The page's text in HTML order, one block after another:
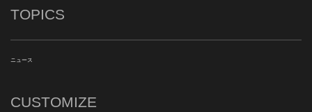
TOPICS
ニュース
CUSTOMIZE